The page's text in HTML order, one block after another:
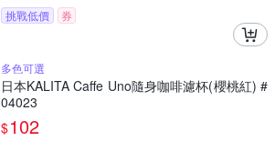
挑戰低價 券
多色可選
日本KALITA Caffe Uno隨身咖啡濾杯(櫻桃紅) #
04023
$102